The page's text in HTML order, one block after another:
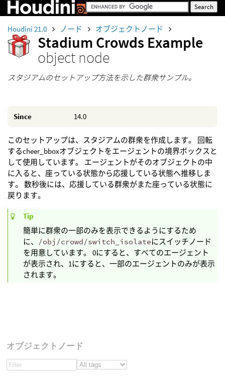
Houdini 21.0 ノード オブジェクトノード
Stadium Crowds Example
object node
スタジアムのセットアップ方法を示した群衆サンプル。
Since 14.0
このセットアップは、スタジアムの群衆を作成します。 回転
するcheer_bboxオブジェクトをエージェントの境界ボックスと
して使用しています。 エージェントがそのオブジェクトの中
に入ると、座っている状態から応援している状態へ推移しま
す。 数秒後には、応援している群衆がまた座っている状態に
戻ります。
Tip
簡単に群衆の一部のみを表示できるようにするため
に、
/obj/crowd/switch_isolateにスイッチノード
を用意しています。 0にすると、すべてのエージェント
が表示され、1にすると、一部のエージェントのみが表示
されます。
オブジェクトノード